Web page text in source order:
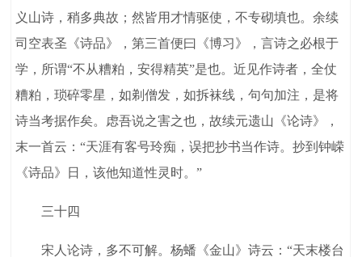
义山诗，稍多典故；然皆用才情驱使，不专砌填也。余续
司空表圣《诗品》，第三首便曰《博习》，言诗之必根于
学，所谓“不从糟粕，安得精英”是也。近见作诗者，全仗
糟粕，琐碎零星，如剃僧发，如拆袜线，句句加注，是将
诗当考据作矣。虑吾说之害之也，故续元遗山《论诗》，
末一首云：“天涯有客号玲痴，误把抄书当作诗。抄到钟嵘
《诗品》日，该他知道性灵时。”
三十四
宋人论诗，多不可解。杨蟠《金山》诗云：“天末楼台